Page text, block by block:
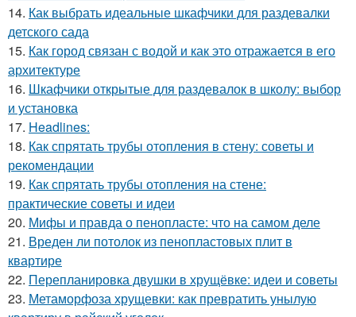
14. Как выбрать идеальные шкафчики для раздевалки
детского сада
15. Как город связан с водой и как это отражается в его
архитектуре
16. Шкафчики открытые для раздевалок в школу: выбор
и установка
17. Headlines:
18. Как спрятать трубы отопления в стену: советы и
рекомендации
19. Как спрятать трубы отопления на стене:
практические советы и идеи
20. Мифы и правда о пенопласте: что на самом деле
21. Вреден ли потолок из пенопластовых плит в
квартире
22. Перепланировка двушки в хрущёвке: идеи и советы
23. Метаморфоза хрущевки: как превратить унылую